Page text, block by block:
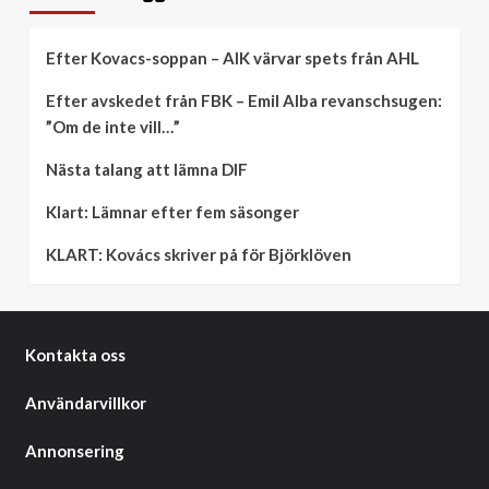
Efter Kovacs-soppan – AIK värvar spets från AHL
Efter avskedet från FBK – Emil Alba revanschsugen:
”Om de inte vill…”
Nästa talang att lämna DIF
Klart: Lämnar efter fem säsonger
KLART: Kovács skriver på för Björklöven
Kontakta oss
Användarvillkor
Annonsering